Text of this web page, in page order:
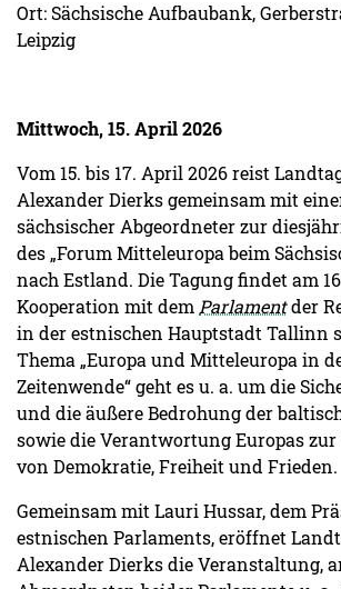
Ort: Sächsische Aufbaubank,
Leipzig
Mittwoch, 15. April 2026
Vom 15. bis 17. April 2026 reist
Alexander Dierks gemeinsam mit
sächsischer Abgeordneter zur
des „Forum Mitteleuropa beim
nach Estland. Die Tagung findet am
Kooperation mit dem Parlamentder
in der estnischen Hauptstadt Tallinn
Thema „Europa und Mitteleuropa in
Zeitenwende“ geht es u. a. um die
und die äußere Bedrohung der
sowie die Verantwortung Europas
von Demokratie, Freiheit und Frieden.
Gemeinsam mit Lauri Hussar, dem
estnischen Parlaments, eröffnet
Alexander Dierks die Veranstaltung,